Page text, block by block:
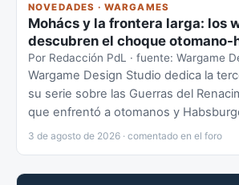
NOVEDADES · WARGAMES
Mohács y la frontera larga: los
descubren el choque
Por Redacción PdL · fuente: Wargame
Wargame Design Studio dedica la
su serie sobre las Guerras del
que enfrentó a otomanos y
central, con la batalla de Mohács
3 de agosto de 2026 · comentado en el foro